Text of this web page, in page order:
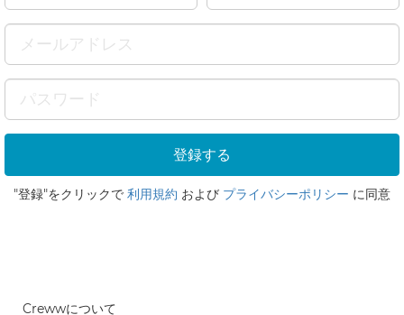
"登録"をクリックで 利用規約 および プライバシーポリシー に同意
Crewwについて